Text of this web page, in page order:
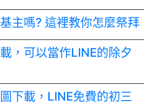
主嗎? 這裡教你怎麼祭拜
，可以當作LINE的除夕
下載，LINE免費的初三